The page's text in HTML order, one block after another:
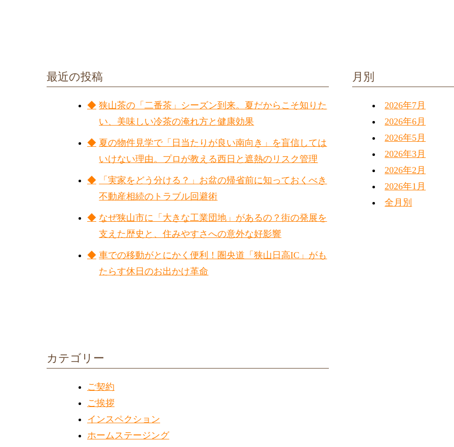
最近の投稿
狭山茶の「二番茶」シーズン到来。夏だからこそ知りた
い、美味しい冷茶の淹れ方と健康効果
夏の物件見学で「日当たりが良い南向き」を盲信しては
いけない理由。プロが教える西日と遮熱のリスク管理
「実家をどう分ける？」お盆の帰省前に知っておくべき
不動産相続のトラブル回避術
なぜ狭山市に「大きな工業団地」があるの？街の発展を
支えた歴史と、住みやすさへの意外な好影響
車での移動がとにかく便利！圏央道「狭山日高IC」がも
たらす休日のお出かけ革命
カテゴリー
ご契約
ご挨拶
インスペクション
ホームステージング
月別
2026年7月
2026年6月
2026年5月
2026年3月
2026年2月
2026年1月
全月別